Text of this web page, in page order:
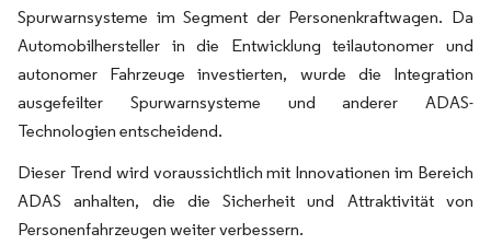
Spurwarnsysteme im Segment der Personenkraftwagen. Da
Automobilhersteller in die Entwicklung teilautonomer und
autonomer Fahrzeuge investierten, wurde die Integration
ausgefeilter Spurwarnsysteme und anderer ADAS-
Technologien entscheidend.
Dieser Trend wird voraussichtlich mit Innovationen im Bereich
ADAS anhalten, die die Sicherheit und Attraktivität von
Personenfahrzeugen weiter verbessern.